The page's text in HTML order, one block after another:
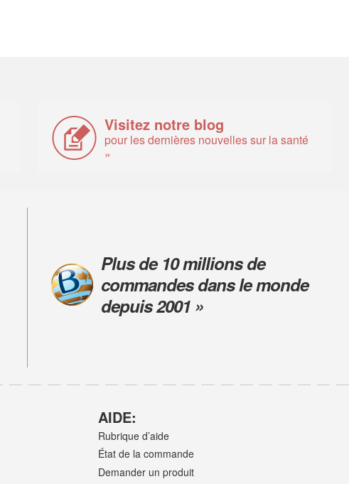
Visitez notre blog
pour les dernières nouvelles sur la santé
»
Plus de 10 millions de
commandes dans le monde
depuis 2001 »
AIDE:
Rubrique d’aide
État de la commande
Demander un produit